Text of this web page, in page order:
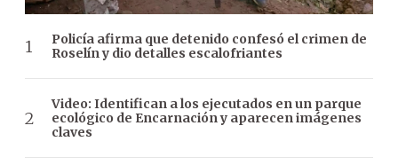
Policía afirma que detenido confesó el crimen de
Roselín y dio detalles escalofriantes
Video: Identifican a los ejecutados en un parque
ecológico de Encarnación y aparecen imágenes
claves